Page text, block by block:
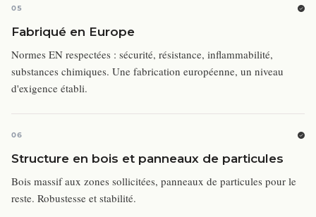
05
Fabriqué en Europe
Normes EN respectées : sécurité, résistance, inflammabilité,
substances chimiques. Une fabrication européenne, un niveau
d'exigence établi.
06
Structure en bois et panneaux de particules
Bois massif aux zones sollicitées, panneaux de particules pour le
reste. Robustesse et stabilité.